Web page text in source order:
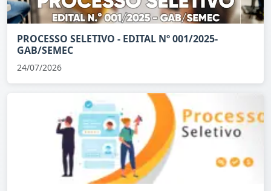
PROCESSO SELETIVO - EDITAL Nº 001/2025-
GAB/SEMEC
24/07/2026